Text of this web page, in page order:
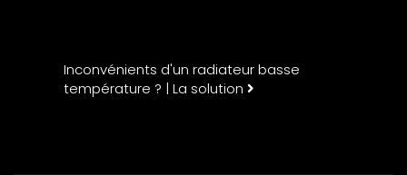
Inconvénients d'un radiateur basse
température ? | La solution